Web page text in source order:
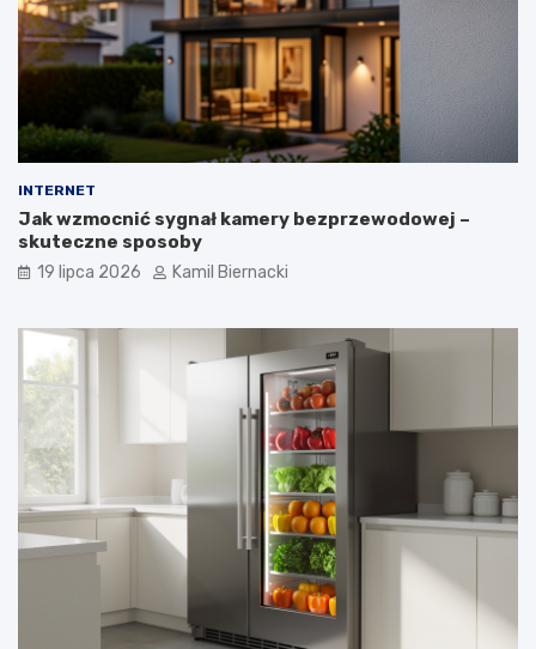
INTERNET
Jak wzmocnić sygnał kamery bezprzewodowej –
skuteczne sposoby
19 lipca 2026 Kamil Biernacki